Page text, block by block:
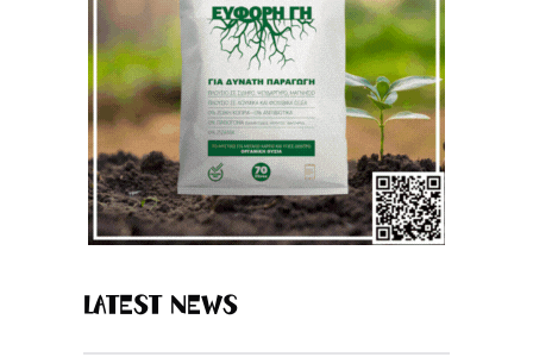
Latest News